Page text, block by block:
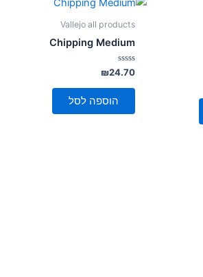
Vallejo all products
Chipping Medium
דורג
0
מתוך
₪24.70
הוספה לסל